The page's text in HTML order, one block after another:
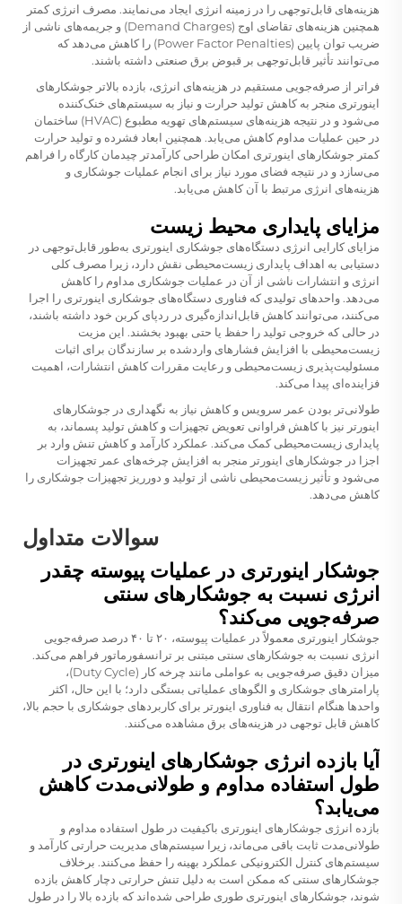
هزینه‌های قابل‌توجهی را در زمینه انرژی ایجاد می‌نمایند. مصرف انرژی کمتر
همچنین هزینه‌های تقاضای اوج (Demand Charges) و جریمه‌های ناشی از
ضریب توان پایین (Power Factor Penalties) را کاهش می‌دهد که
می‌توانند تأثیر قابل‌توجهی بر قبوض برق صنعتی داشته باشند.
فراتر از صرفه‌جویی مستقیم در هزینه‌های انرژی، بازده بالاتر جوشکارهای
اینورتری منجر به کاهش تولید حرارت و نیاز به سیستم‌های خنک‌کننده
می‌شود و در نتیجه هزینه‌های سیستم‌های تهویه مطبوع (HVAC) ساختمان
در حین عملیات مداوم کاهش می‌یابد. همچنین ابعاد فشرده و تولید حرارت
کمتر جوشکارهای اینورتری امکان طراحی کارآمدتر چیدمان کارگاه را فراهم
می‌سازد و در نتیجه فضای مورد نیاز برای انجام عملیات جوشکاری و
هزینه‌های انرژی مرتبط با آن کاهش می‌یابد.
مزایای پایداری محیط زیست
مزایای کارایی انرژی دستگاه‌های جوشکاری اینورتری به‌طور قابل‌توجهی در
دستیابی به اهداف پایداری زیست‌محیطی نقش دارد، زیرا مصرف کلی
انرژی و انتشارات ناشی از آن در عملیات جوشکاری مداوم را کاهش
می‌دهد. واحدهای تولیدی که فناوری دستگاه‌های جوشکاری اینورتری را اجرا
می‌کنند، می‌توانند کاهش قابل‌اندازه‌گیری در ردپای کربن خود داشته باشند،
در حالی که خروجی تولید را حفظ یا حتی بهبود بخشند. این مزیت
زیست‌محیطی با افزایش فشارهای واردشده بر سازندگان برای اثبات
مسئولیت‌پذیری زیست‌محیطی و رعایت مقررات کاهش انتشارات، اهمیت
فزاینده‌ای پیدا می‌کند.
طولانی‌تر بودن عمر سرویس و کاهش نیاز به نگهداری در جوشکارهای
اینورتر نیز با کاهش فراوانی تعویض تجهیزات و کاهش تولید پسماند، به
پایداری زیست‌محیطی کمک می‌کند. عملکرد کارآمد و کاهش تنش وارد بر
اجزا در جوشکارهای اینورتر منجر به افزایش چرخه‌های عمر تجهیزات
می‌شود و تأثیر زیست‌محیطی ناشی از تولید و دورریز تجهیزات جوشکاری را
کاهش می‌دهد.
سوالات متداول
جوشکار اینورتری در عملیات پیوسته چقدر
انرژی نسبت به جوشکارهای سنتی
صرفه‌جویی می‌کند؟
جوشکار اینورتری معمولاً در عملیات پیوسته، ۲۰ تا ۴۰ درصد صرفه‌جویی
انرژی نسبت به جوشکارهای سنتی مبتنی بر ترانسفورماتور فراهم می‌کند.
میزان دقیق صرفه‌جویی به عواملی مانند چرخه کار (Duty Cycle)،
پارامترهای جوشکاری و الگوهای عملیاتی بستگی دارد؛ با این حال، اکثر
واحدها هنگام انتقال به فناوری اینورتر برای کاربردهای جوشکاری با حجم بالا،
کاهش قابل توجهی در هزینه‌های برق مشاهده می‌کنند.
آیا بازده انرژی جوشکارهای اینورتری در
طول استفاده مداوم و طولانی‌مدت کاهش
می‌یابد؟
بازده انرژی جوشکارهای اینورتری باکیفیت در طول استفاده مداوم و
طولانی‌مدت ثابت باقی می‌ماند، زیرا سیستم‌های مدیریت حرارتی کارآمد و
سیستم‌های کنترل الکترونیکی عملکرد بهینه را حفظ می‌کنند. برخلاف
جوشکارهای سنتی که ممکن است به دلیل تنش حرارتی دچار کاهش بازده
شوند، جوشکارهای اینورتری طوری طراحی شده‌اند که بازده بالا را در طول